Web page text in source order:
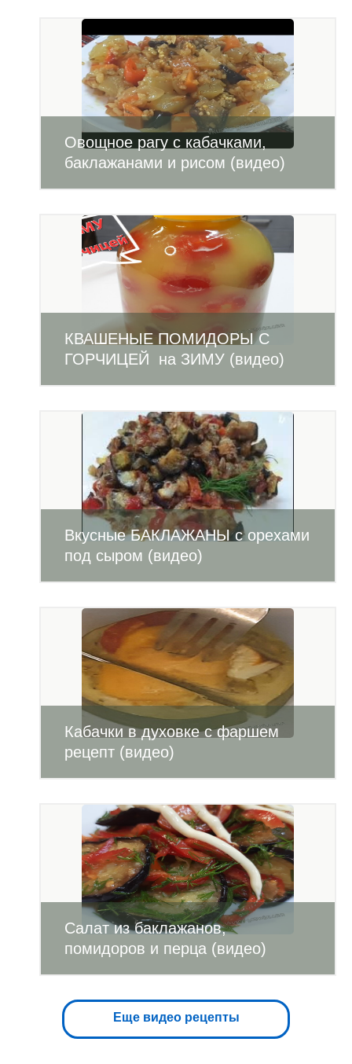
Овощное рагу с кабачками,
баклажанами и рисом (видео)
КВАШЕНЫЕ ПОМИДОРЫ С
ГОРЧИЦЕЙ на ЗИМУ (видео)
Вкусные БАКЛАЖАНЫ с орехами
под сыром (видео)
Кабачки в духовке с фаршем
рецепт (видео)
Салат из баклажанов,
помидоров и перца (видео)
Еще видео рецепты